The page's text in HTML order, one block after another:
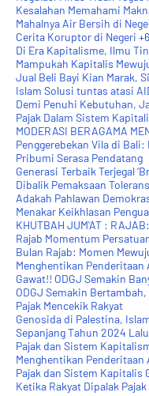
Kesalahan Memahami
Mahalnya Air Bersih di
Cerita Koruptor di Negeri
Di Era Kapitalisme, Ilmu
Mampukah Kapitalis
Jual Beli Bayi Kian Marak,
Islam Solusi tuntas atasi
Demi Penuhi Kebutuhan,
Pajak Dalam Sistem
MODERASI BERAGAMA
Penggerebekan Vila di
Pribumi Serasa Pendatang
Generasi Terbaik Terjegal
Dibalik Pemaksaan
Adakah Pahlawan
Menakar Keikhlasan
KHUTBAH JUM'AT :
Rajab Momentum
Bulan Rajab: Momen
Menghentikan Penderitaan
Gawat!! ODGJ Semakin
ODGJ Semakin
Pajak Mencekik Rakyat
Genosida di Palestina,
Sepanjang Tahun 2024
Pajak dan Sistem
Menghentikan Penderitaan
Pajak dan Sistem Kapitalis
Ketika Rakyat Dipalak Pajak